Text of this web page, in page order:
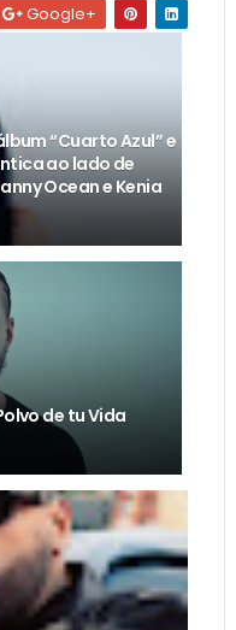
Google+
“Cuarto Azul” e
ao lado de
Ocean e Kenia
de tu Vida